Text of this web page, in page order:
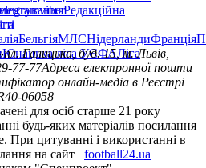
Редакційна
viber
БельгіяМЛСНідерландиФранція
Юнацька ліга УЄФАЛіга
пл. Галицька, буд. 15, м. Львів,
77-77Адреса електронної пошти
онлайн-медіа в Реєстрі
06058
для осіб старше 21 року
будь-яких матеріалів посилання
При цитуванні і використанні в
на сайт
football24.ua